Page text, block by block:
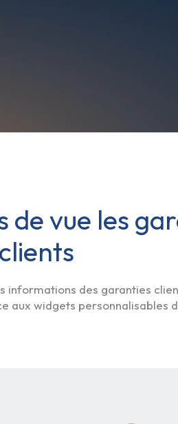
de vue les
informations des garanties
aux widgets personnalisables